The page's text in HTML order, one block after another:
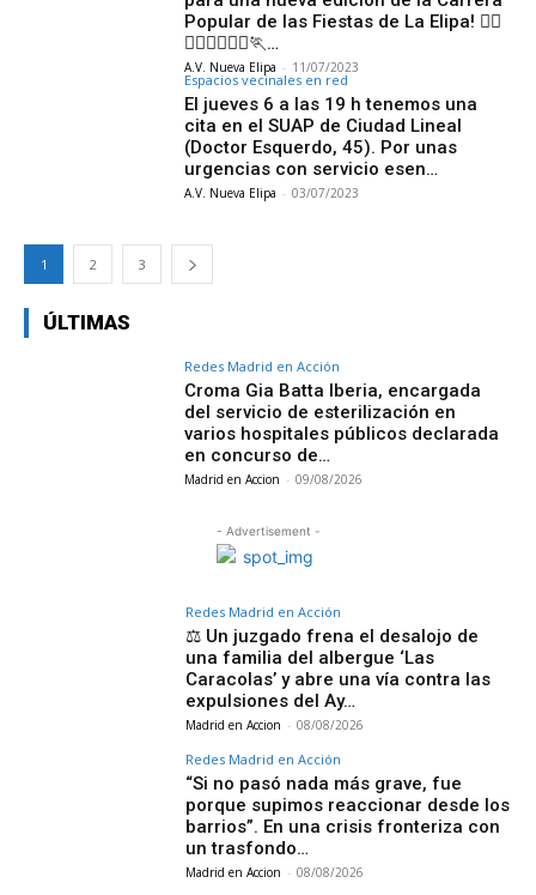
Popular de las Fiestas de La Elipa! 🏃‍♀️
🏃‍♀️🏃‍♀️🏃‍♀️🏃‍…
A.V. Nueva Elipa - 11/07/2023
Espacios vecinales en red
El jueves 6 a las 19 h tenemos una
cita en el SUAP de Ciudad Lineal
(Doctor Esquerdo, 45). Por unas
urgencias con servicio esen…
A.V. Nueva Elipa - 03/07/2023
1 2 3
ÚLTIMAS
Redes Madrid en Acción
Croma Gia Batta Iberia, encargada
del servicio de esterilización en
varios hospitales públicos declarada
en concurso de…
Madrid en Accion - 09/08/2026
- Advertisement -
Redes Madrid en Acción
⚖️ Un juzgado frena el desalojo de
una familia del albergue ‘Las
Caracolas’ y abre una vía contra las
expulsiones del Ay…
Madrid en Accion - 08/08/2026
Redes Madrid en Acción
“Si no pasó nada más grave, fue
porque supimos reaccionar desde los
barrios”. En una crisis fronteriza con
un trasfondo…
Madrid en Accion - 08/08/2026